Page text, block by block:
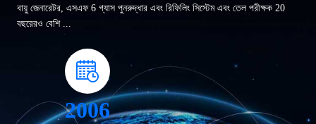
বায়ু জেনারেটর, এসএফ 6 গ্যাস পুনরুদ্ধার এবং রিফিলিং সিস্টেম এবং তেল পরীক্ষক 20
বছরেরও বেশি ...
2006